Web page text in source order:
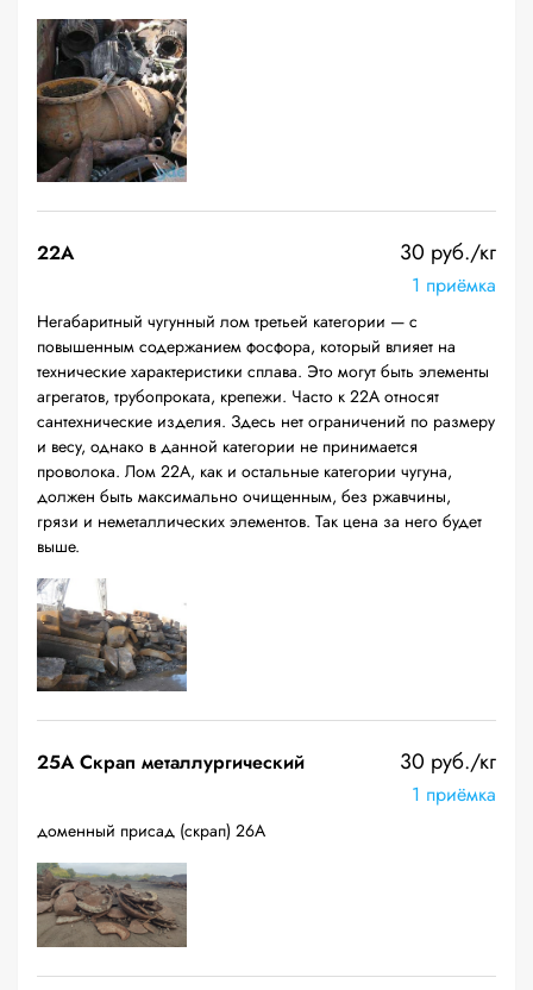
22A 30 руб./кг
1 приёмка
Негабаритный чугунный лом третьей категории — с
повышенным содержанием фосфора, который влияет на
технические характеристики сплава. Это могут быть элементы
агрегатов, трубопроката, крепежи. Часто к 22А относят
сантехнические изделия. Здесь нет ограничений по размеру
и весу, однако в данной категории не принимается
проволока. Лом 22А, как и остальные категории чугуна,
должен быть максимально очищенным, без ржавчины,
грязи и неметаллических элементов. Так цена за него будет
выше.
25A Скрап металлургический 30 руб./кг
1 приёмка
доменный присад (скрап) 26А